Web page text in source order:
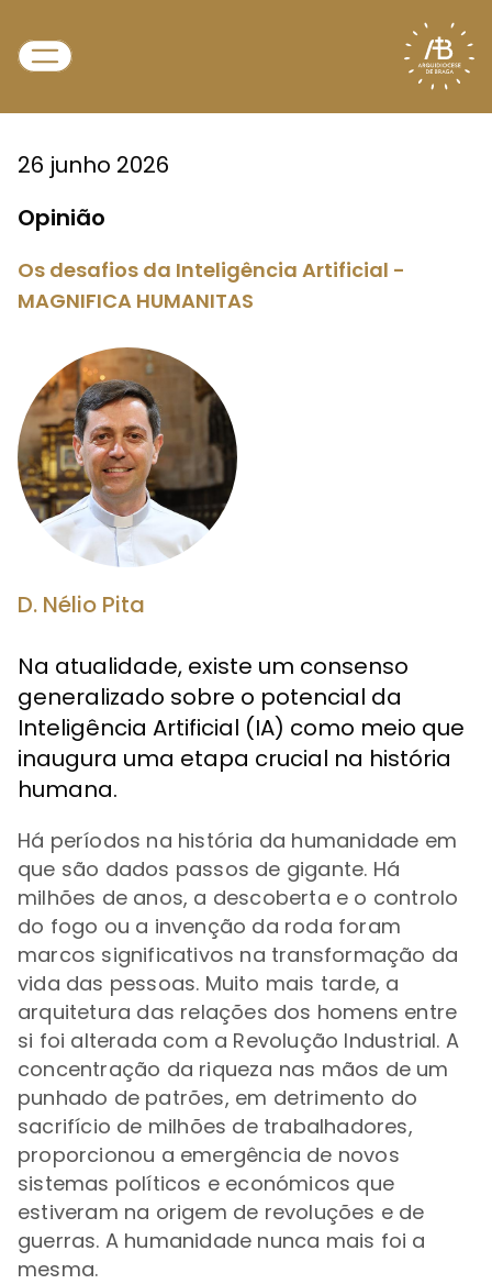
26 junho 2026
Opinião
Os desafios da Inteligência Artificial -
MAGNIFICA HUMANITAS
D. Nélio Pita
Na atualidade, existe um consenso
generalizado sobre o potencial da
Inteligência Artificial (IA) como meio que
inaugura uma etapa crucial na história
humana.
Há períodos na história da humanidade em
que são dados passos de gigante. Há
milhões de anos, a descoberta e o controlo
do fogo ou a invenção da roda foram
marcos significativos na transformação da
vida das pessoas. Muito mais tarde, a
arquitetura das relações dos homens entre
si foi alterada com a Revolução Industrial. A
concentração da riqueza nas mãos de um
punhado de patrões, em detrimento do
sacrifício de milhões de trabalhadores,
proporcionou a emergência de novos
sistemas políticos e económicos que
estiveram na origem de revoluções e de
guerras. A humanidade nunca mais foi a
mesma.